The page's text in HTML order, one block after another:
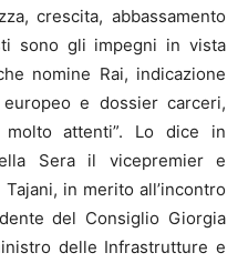
crescita, abbassamento
sono gli impegni in vista
nomine Rai, indicazione
e dossier carceri,
attenti”. Lo dice in
Sera il vicepremier e
in merito all’incontro
del Consiglio Giorgia
delle Infrastrutture e